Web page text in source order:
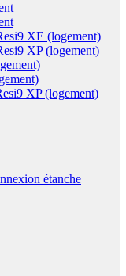
XE (logement)
XP (logement)
XP (logement)
étanche